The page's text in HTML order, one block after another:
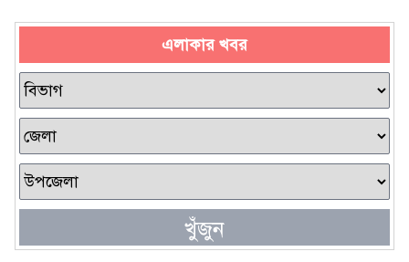
এলাকার খবর
খুঁজুন